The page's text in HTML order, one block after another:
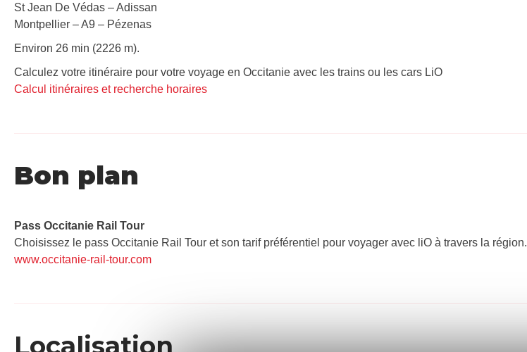
St Jean De Védas – Adissan
Montpellier – A9 – Pézenas
Environ 26 min (2226 m).
Calculez votre itinéraire pour votre voyage en Occitanie avec les trains ou les cars LiO
Calcul itinéraires et recherche horaires
Bon plan
Pass Occitanie Rail Tour​
Choisissez le pass Occitanie Rail Tour et son tarif préférentiel pour voyager avec liO à travers la région.
www.occitanie-rail-tour.com
Localisation